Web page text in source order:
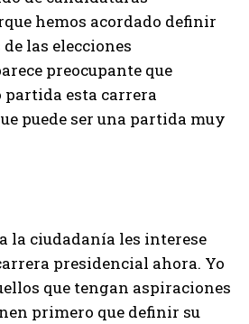
hemos acordado definir
las elecciones
preocupante que
partida esta carrera
puede ser una partida muy
la ciudadanía les interese
presidencial ahora. Yo
que tengan aspiraciones
primero que definir su